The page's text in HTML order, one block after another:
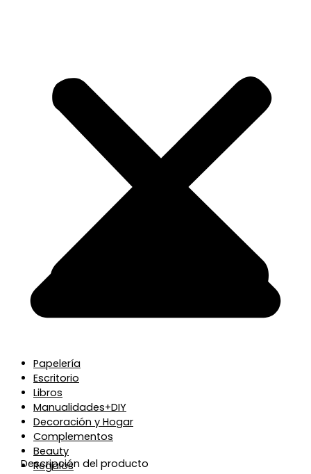
Papelería
Escritorio
Libros
Manualidades+DIY
Decoración y Hogar
Complementos
Beauty
Regalos
Descripción del producto